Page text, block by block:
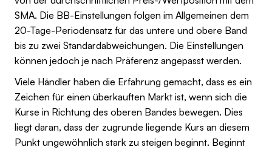
SMA. Die BB-Einstellungen folgen im Allgemeinen dem
20-Tage-Periodensatz für das untere und obere Band
bis zu zwei Standardabweichungen. Die Einstellungen
können jedoch je nach Präferenz angepasst werden.
Viele Händler haben die Erfahrung gemacht, dass es ein
Zeichen für einen überkauften Markt ist, wenn sich die
Kurse in Richtung des oberen Bandes bewegen. Dies
liegt daran, dass der zugrunde liegende Kurs an diesem
Punkt ungewöhnlich stark zu steigen beginnt. Beginnt